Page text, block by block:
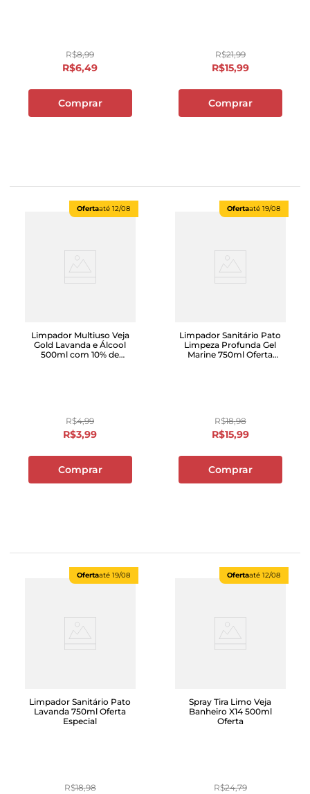
R$8,99
R$6,49
Comprar
R$21,99
R$15,99
Comprar
Ofertaaté 12/08
Limpador Multiuso Veja
Gold Lavanda e Álcool
500ml com 10% de
R$4,99
R$3,99
Comprar
Ofertaaté 19/08
Limpador Sanitário Pato
Limpeza Profunda Gel
Marine 750ml Oferta
R$18,98
R$15,99
Comprar
Ofertaaté 19/08
Limpador Sanitário Pato
Lavanda 750ml Oferta
Especial
R$18,98
Ofertaaté 12/08
Spray Tira Limo Veja
Banheiro X14 500ml
Oferta
R$24,79